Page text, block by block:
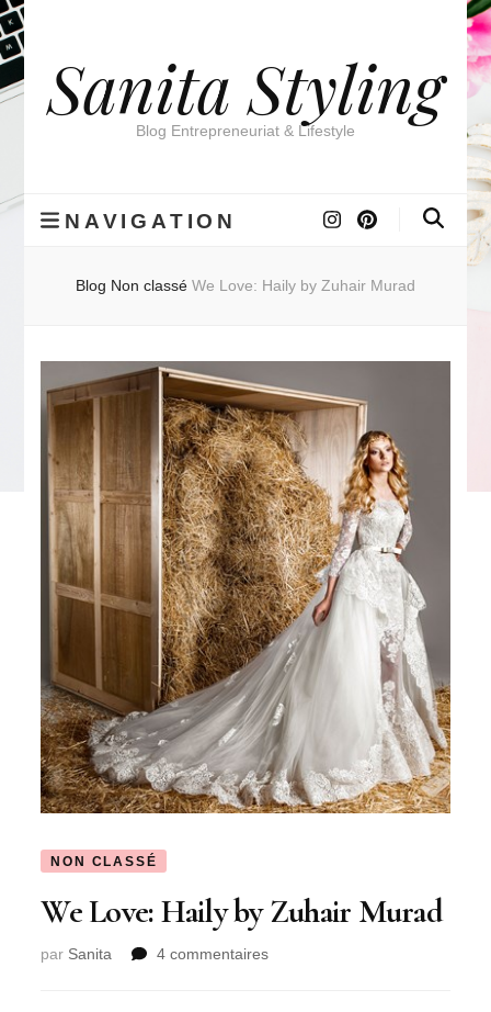
Sanita Styling
Blog Entrepreneuriat & Lifestyle
NAVIGATION
Blog Non classé We Love: Haily by Zuhair Murad
NON CLASSÉ
We Love: Haily by Zuhair Murad
par Sanita 4 commentairessur